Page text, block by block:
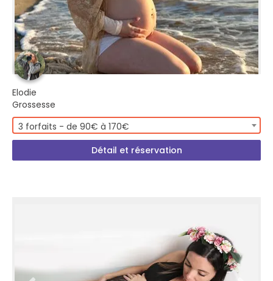
Elodie
Grossesse
3 forfaits - de 90€ à 170€
Détail et réservation